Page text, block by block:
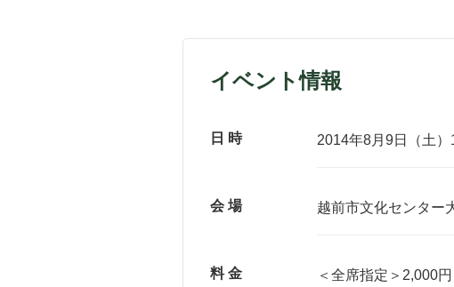
イベント情報
日 時 2014年8月9日（土
会 場 越前市文化センター
料 金 ＜全席指定＞2,000